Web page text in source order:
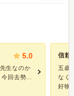
5.0
生なのか
今回去勢...
信頼
五歳
なく
好物